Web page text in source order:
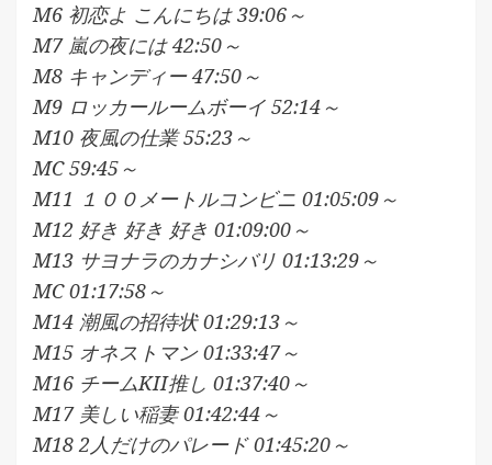
M6 初恋よ こんにちは 39:06～
M7 嵐の夜には 42:50～
M8 キャンディー 47:50～
M9 ロッカールームボーイ 52:14～
M10 夜風の仕業 55:23～
MC 59:45～
M11 １００メートルコンビニ 01:05:09～
M12 好き 好き 好き 01:09:00～
M13 サヨナラのカナシバリ 01:13:29～
MC 01:17:58～
M14 潮風の招待状 01:29:13～
M15 オネストマン 01:33:47～
M16 チームKII推し 01:37:40～
M17 美しい稲妻 01:42:44～
M18 2人だけのパレード 01:45:20～